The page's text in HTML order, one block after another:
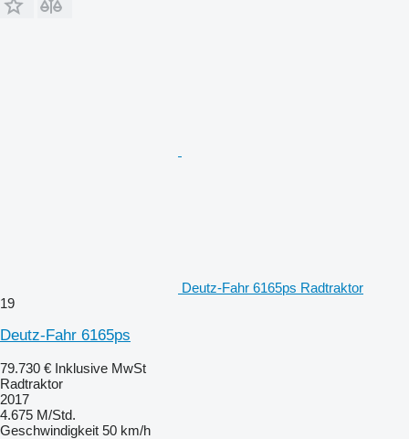
Deutz-Fahr 6165ps Radtraktor
19
Deutz-Fahr 6165ps
79.730 € Inklusive MwSt
Radtraktor
2017
4.675 M/Std.
Geschwindigkeit 50 km/h